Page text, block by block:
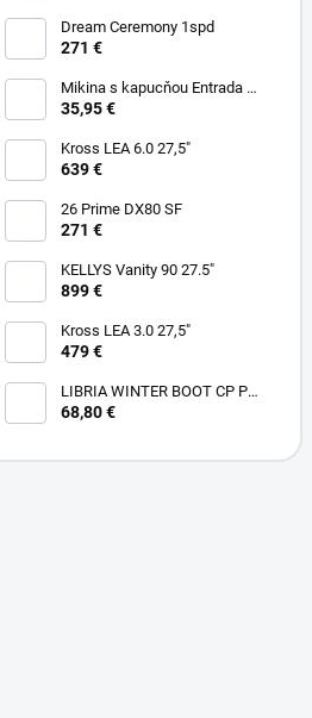
Dream Ceremony 1spd
271 €
Mikina s kapucňou Entrada 22
Sweat
35,95 €
Kross LEA 6.0 27,5"
639 €
26 Prime DX80 SF
271 €
KELLYS Vanity 90 27.5"
899 €
Kross LEA 3.0 27,5"
479 €
LIBRIA WINTER BOOT CP PL
W
68,80 €